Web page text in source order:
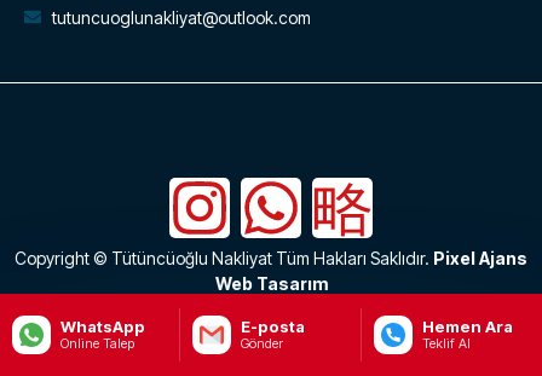
Anasayfa Kurumsal Hizmetler WhatsApp Bizi Ara
tutuncuoglunakliyat@outlook.com
Copyright © Tütüncüoğlu Nakliyat Tüm Hakları Saklıdır. Pixel Ajans
Web Tasarım
WhatsApp
Online Talep
E-posta
Gönder
Hemen Ara
Teklif Al